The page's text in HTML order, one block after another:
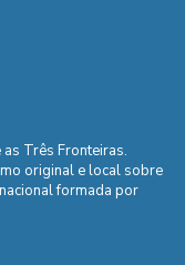
Três Fronteiras.
original e local sobre
formada por